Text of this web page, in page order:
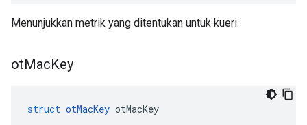
Menunjukkan metrik yang ditentukan untuk kueri.
otMacKey
struct otMacKey otMacKey